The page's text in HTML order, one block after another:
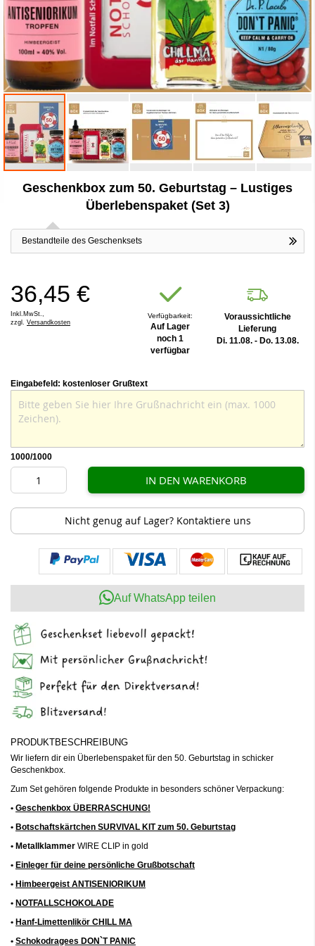
AnfangGeschenkbox zum 50. Geburtstag – Lustiges
Überlebenspaket (Set 3)
Bestandteile des Geschenksets
36,45 €
Inkl.MwSt.,
zzgl. Versandkosten
Verfügbarkeit:
Auf Lager
noch 1
verfügbar
Voraussichtliche
Lieferung
Di. 11.08. - Do. 13.08.
Eingabefeld: kostenloser Grußtext
1000/1000
IN DEN WARENKORB
Nicht genug auf Lager? Kontaktiere uns
Auf WhatsApp teilen
PRODUKTBESCHREIBUNG
Wir liefern dir ein Überlebenspaket für den 50. Geburtstag in schicker
Geschenkbox.
Zum Set gehören folgende Produkte in besonders schöner Verpackung:
• Geschenkbox ÜBERRASCHUNG!
• Botschaftskärtchen SURVIVAL KIT zum 50. Geburtstag
• Metallklammer WIRE CLIP in gold
• Einleger für deine persönliche Grußbotschaft
• Himbeergeist ANTISENIORIKUM
• NOTFALLSCHOKOLADE
• Hanf-Limettenlikör CHILL MA
• Schokodragees DON`T PANIC